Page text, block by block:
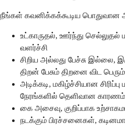
நீங்கள் கவனிக்கக்கூடிய பொதுவான
உட்காருதல், ஊர்ந்து செல்லுதல்
வளர்ச்சி
சிறிய அல்லது பேச்சு இல்லை,
திறன் பேசும் திறனை விட
அடிக்கடி, மகிழ்ச்சியான
நேரங்களில் தெளிவான
கை அசைவு, குறிப்பாக
நடக்கும் பிரச்சனைகள்,